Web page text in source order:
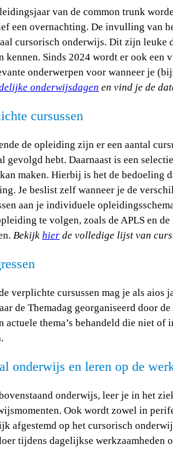
van de common trunk
een overnachting. De invulling van
cursorisch onderwijs. Dit zijn leuke
kennen. Sinds 2024 wordt er ook
onderwerpen voor wanneer je
onderwijsdagen en vind je de
cursussen
de opleiding zijn er een aantal
gevolgd hebt. Daarnaast is een
maken. Hierbij is het de bedoeling
Je beslist zelf wanneer je de
aan je individuele
te volgen, zoals de APLS en
Bekijk hier de volledige lijst van
verplichte cursussen mag je als
de Themadag georganiseerd door
actuele thema’s behandeld die niet
onderwijs en leren op de
onderwijs, leer je in het
Ook wordt zowel in
afgestemd op het cursorisch
tijdens dagelijkse werkzaamheden